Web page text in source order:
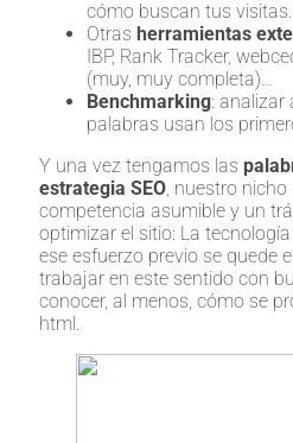
cómo buscan tus visitas.
Otras herramientas
IBP, Rank Tracker,
(muy, muy completa)…
Benchmarking: analizar
palabras usan los
Y una vez tengamos las
estrategia SEO, nuestro
competencia asumible y un
optimizar el sitio: La
ese esfuerzo previo se quede
trabajar en este sentido con
conocer, al menos, cómo se
html.